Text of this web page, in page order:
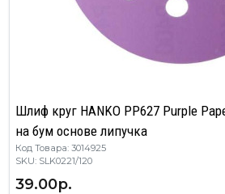
Шлиф круг HANKO PP627 Purple
на бум основе липучка
Код Товара: 3014925
SKU: SLK0221/120
39.00р.